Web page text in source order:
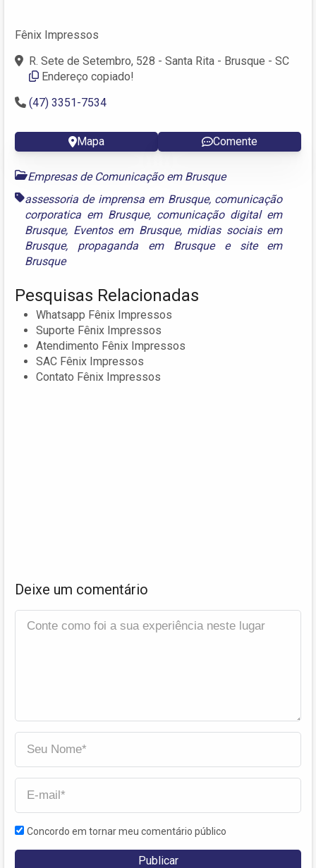
Fênix Impressos
R. Sete de Setembro, 528 - Santa Rita - Brusque - SC
Endereço copiado!
(47) 3351-7534
Mapa Comente
Empresas de Comunicação em Brusque
assessoria de imprensa em Brusque, comunicação
corporatica em Brusque, comunicação digital em
Brusque, Eventos em Brusque, midias sociais em
Brusque, propaganda em Brusquee site em
Brusque
Pesquisas Relacionadas
Whatsapp Fênix Impressos
Suporte Fênix Impressos
Atendimento Fênix Impressos
SAC Fênix Impressos
Contato Fênix Impressos
Deixe um comentário
Concordo em tornar meu comentário público